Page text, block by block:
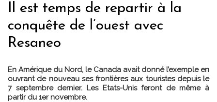
Il est temps de repartir à la
conquête de l’ouest avec
Resaneo
En Amérique du Nord, le Canada avait donné l’exemple en
ouvrant de nouveau ses frontières aux touristes depuis le
7 septembre dernier. Les Etats-Unis feront de même à
partir du 1er novembre.